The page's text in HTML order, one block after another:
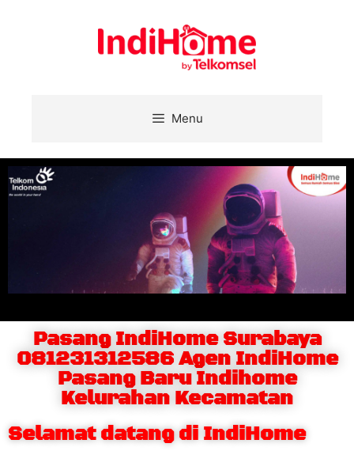
Menu
Pasang IndiHome Surabaya
081231312586 Agen IndiHome
Pasang Baru Indihome
Kelurahan Kecamatan
Selamat datang di IndiHome